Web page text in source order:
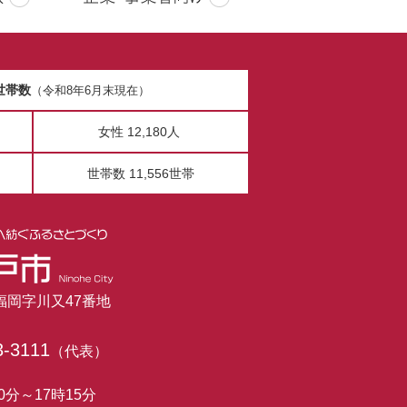
帯数（令和8年6月末現在）
女性 12,180人
世帯数 11,556世帯
字川又47番地
3111 （代表）
分～17時15分